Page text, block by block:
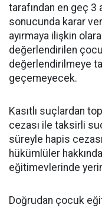
tarafından en geç 3
sonucunda karar
ayırmaya ilişkin
değerlendirilen
değerlendirilmeye
geçemeyecek.
Kasıtlı suçlardan
cezası ile taksirli
süreyle hapis
hükümlüler
eğitimevlerinde
Doğrudan çocuk